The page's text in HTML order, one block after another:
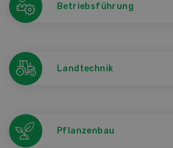
Betriebsführung
Landtechnik
Pflanzenbau